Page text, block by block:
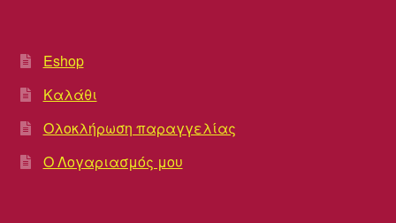
Eshop
Καλάθι
Ολοκλήρωση παραγγελίας
Ο Λογαριασμός μου